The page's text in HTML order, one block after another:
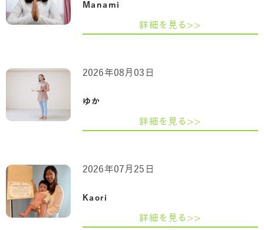
Manami
詳細を見る>>
ゆか
2026年08月03日
詳細を見る>>
Kaori
2026年07月25日
詳細を見る>>